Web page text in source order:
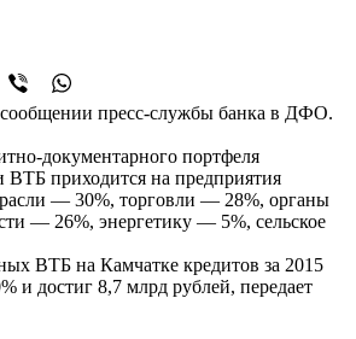
пресс-службы банка в ДФО.
документарного портфеля
ВТБ приходится на предприятия
— 30%, торговли — 28%, органы
— 26%, энергетику — 5%, сельское
ВТБ на Камчатке кредитов за 2015
и достиг 8,7 млрд рублей, передает